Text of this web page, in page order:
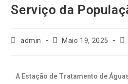
Serviço da
admin Maio 19, 2025
A Estação de Tratamento de